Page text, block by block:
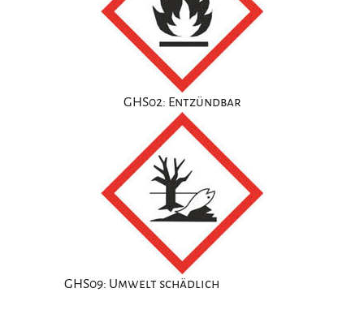
GHS02: Entzündbar
GHS09: Umwelt schädlich